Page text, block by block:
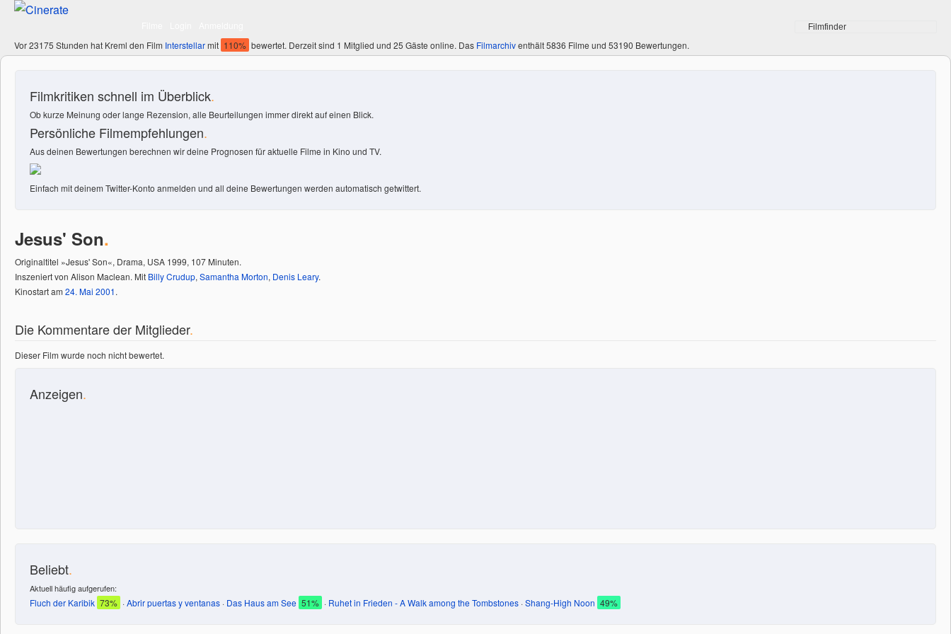
Vor 23175 Stunden hat Kreml den Film Interstellarmit 110% bewertet. Derzeit sind 1 Mitglied und 25 Gäste online. Das Filmarchiventhält 5836 Filme und 53190 Bewertungen.
Filmkritiken schnell im Überblick.
Ob kurze Meinung oder lange Rezension, alle Beurteilungen immer direkt auf einen Blick.
Persönliche Filmempfehlungen.
Aus deinen Bewertungen berechnen wir deine Prognosen für aktuelle Filme in Kino und TV.
Einfach mit deinem Twitter-Konto anmelden und all deine Bewertungen werden automatisch getwittert.
Jesus' Son.
Originaltitel »Jesus' Son«, Drama, USA 1999, 107 Minuten.
Inszeniert von Alison Maclean. Mit Billy Crudup, Samantha Morton, Denis Leary.
Kinostart am 24. Mai 2001.
Die Kommentare der Mitglieder.
Dieser Film wurde noch nicht bewertet.
Anzeigen.
Beliebt.
Aktuell häufig aufgerufen:
Fluch der Karibik 73% ·Abrir puertas y ventanas · Das Haus am See 51% · Ruhet in Frieden - A Walk among the Tombstones ·Shang-High Noon 49%